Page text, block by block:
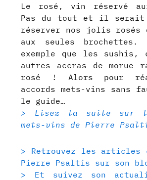
Le rosé, vin réservé
Pas du tout et il serait
réserver nos jolis rosés
aux seules brochettes.
exemple que les sushis,
autres accras de morue
rosé ! Alors pour
accords mets-vins sans
le guide…
> Lisez la suite sur
mets-vins de Pierre
> Retrouvez les articles
Pierre Psaltis sur son
> Et suivez son